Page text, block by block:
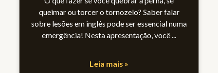
queimar ou torcer o tornozelo? Saber falar
sobre lesões em inglês pode ser essencial numa
emergência! Nesta apresentação, você
Leia mais »